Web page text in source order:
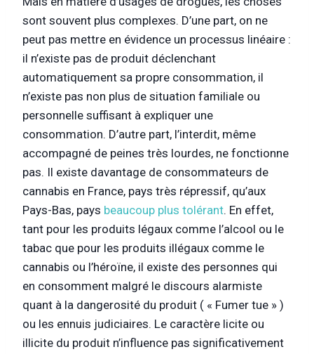
sont souvent plus complexes. D’une part, on ne
peut pas mettre en évidence un processus linéaire :
il n’existe pas de produit déclenchant
automatiquement sa propre consommation, il
n’existe pas non plus de situation familiale ou
personnelle suffisant à expliquer une
consommation. D’autre part, l’interdit, même
accompagné de peines très lourdes, ne fonctionne
pas. Il existe davantage de consommateurs de
cannabis en France, pays très répressif, qu’aux
Pays-Bas, pays beaucoup plus tolérant. En effet,
tant pour les produits légaux comme l’alcool ou le
tabac que pour les produits illégaux comme le
cannabis ou l’héroïne, il existe des personnes qui
en consomment malgré le discours alarmiste
quant à la dangerosité du produit ( « Fumer tue » )
ou les ennuis judiciaires. Le caractère licite ou
illicite du produit n’influence pas significativement